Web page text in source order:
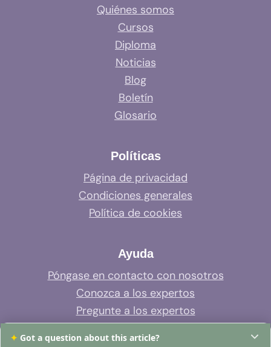
Quiénes somos
Cursos
Diploma
Noticias
Blog
Boletín
Glosario
Políticas
Página de privacidad
Condiciones generales
Política de cookies
Ayuda
Póngase en contacto con nosotros
Conozca a los expertos
Pregunte a los expertos
Soporte del sistema
✦ Got a question about this article?